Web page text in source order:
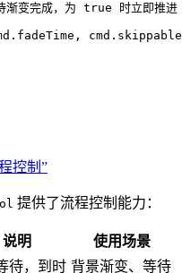
完成，为 true 时立即推进
. fadeTime , cmd . skippable
控制”
提供了流程控制能力：
说明 使用场景
待，到时 背景渐变、等待